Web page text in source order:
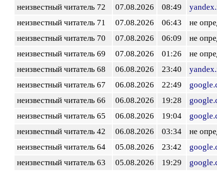
неизвестный читатель 72
07.08.2026 08:49
неизвестный читатель 71
07.08.2026 06:43
не
неизвестный читатель 70
07.08.2026 06:09
не
неизвестный читатель 69
07.08.2026 01:26
не
неизвестный читатель 68
06.08.2026 23:40
неизвестный читатель 67
06.08.2026 22:49
неизвестный читатель 66
06.08.2026 19:28
неизвестный читатель 65
06.08.2026 19:04
неизвестный читатель 42
06.08.2026 03:34
не
неизвестный читатель 64
05.08.2026 23:42
неизвестный читатель 63
05.08.2026 19:29